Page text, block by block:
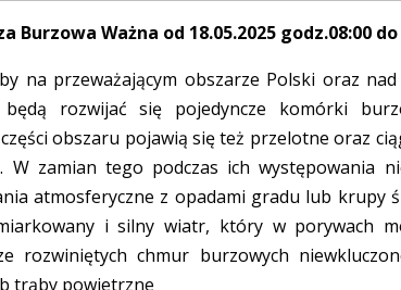
Burzowa Ważna od 18.05.2025 godz.08:00
na przeważającym obszarze Polski oraz
rozwijać się pojedyncze komórki
obszaru pojawią się też przelotne oraz
W zamian tego podczas ich występowania
atmosferyczne z opadami gradu lub krupy
i silny wiatr, który w porywach
rozwiniętych chmur burzowych
trąby powietrzne